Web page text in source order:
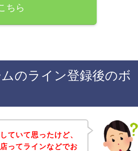
ちら
のライン登録後のボ
ていて思ったけど、
ってラインなどでお